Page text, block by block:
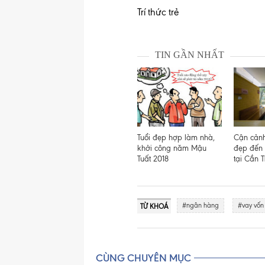
Trí thức trẻ
TIN GẦN NHẤT
Tuổi đẹp hợp làm nhà,
khởi công năm Mậu
Tuất 2018
Cận
đẹp đến
tại Cần
TỪ KHOÁ #ngân hàng #vay vốn
CÙNG CHUYÊN MỤC